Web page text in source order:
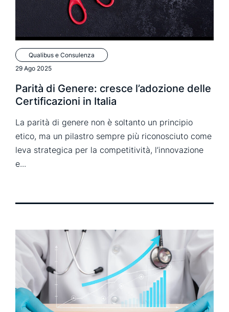
Qualibus e Consulenza
29 Ago 2025
Parità di Genere: cresce l’adozione delle
Certificazioni in Italia
La parità di genere non è soltanto un principio
etico, ma un pilastro sempre più riconosciuto come
leva strategica per la competitività, l’innovazione
e...